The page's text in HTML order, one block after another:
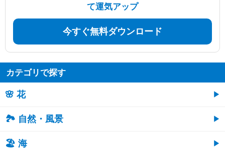
て運気アップ
今すぐ無料ダウンロード
カテゴリで探す
🌸 花
🏞️ 自然・風景
🏖 海